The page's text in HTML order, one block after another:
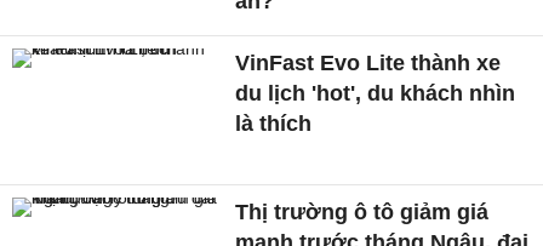
VinFast Evo Lite thành xe
du lịch 'hot', du khách nhìn
là thích
Thị trường ô tô giảm giá